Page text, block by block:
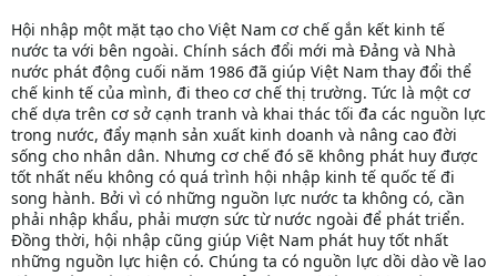
Hội nhập một mặt tạo cho Việt Nam cơ chế gắn kết kinh tế
nước ta với bên ngoài. Chính sách đổi mới mà Đảng và Nhà
nước phát động cuối năm 1986 đã giúp Việt Nam thay đổi thể
chế kinh tế của mình, đi theo cơ chế thị trường. Tức là một cơ
chế dựa trên cơ sở cạnh tranh và khai thác tối đa các nguồn lực
trong nước, đẩy mạnh sản xuất kinh doanh và nâng cao đời
sống cho nhân dân. Nhưng cơ chế đó sẽ không phát huy được
tốt nhất nếu không có quá trình hội nhập kinh tế quốc tế đi
song hành. Bởi vì có những nguồn lực nước ta không có, cần
phải nhập khẩu, phải mượn sức từ nước ngoài để phát triển.
Đồng thời, hội nhập cũng giúp Việt Nam phát huy tốt nhất
những nguồn lực hiện có. Chúng ta có nguồn lực dồi dào về lao